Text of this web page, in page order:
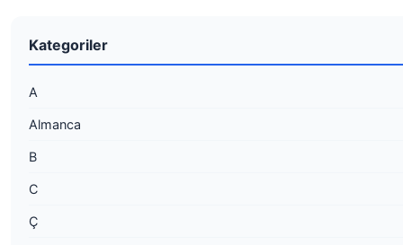
Kategoriler
A
Almanca
B
C
Ç